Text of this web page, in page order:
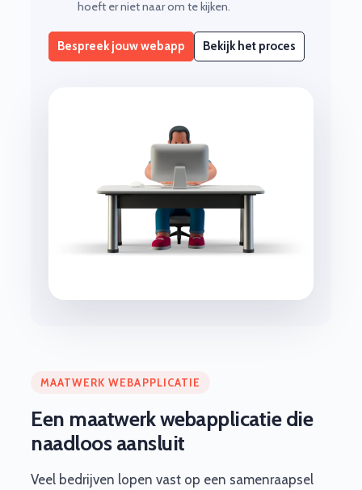
hoeft er niet naar om te kijken.
Bespreek jouw webapp Bekijk het proces
MAATWERK WEBAPPLICATIE
Een maatwerk webapplicatie die
naadloos aansluit
Veel bedrijven lopen vast op een samenraapsel